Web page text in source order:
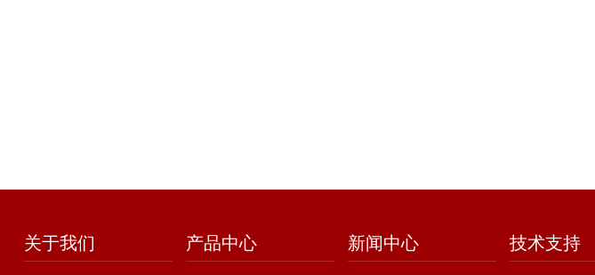
关于我们 产品中心 新闻中心 技术支持